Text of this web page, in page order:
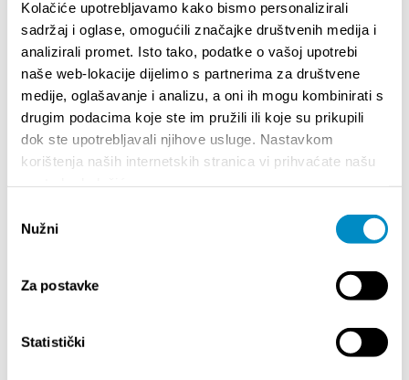
Kolačiće upotrebljavamo kako bismo personalizirali
sadržaj i oglase, omogućili značajke društvenih medija i
analizirali promet. Isto tako, podatke o vašoj upotrebi
naše web-lokacije dijelimo s partnerima za društvene
medije, oglašavanje i analizu, a oni ih mogu kombinirati s
drugim podacima koje ste im pružili ili koje su prikupili
dok ste upotrebljavali njihove usluge. Nastavkom
korištenja naših internetskih stranica vi prihvaćate našu
pristanka
Nužni
Za postavke
Statistički
posluju legalno.
SAILLANTS